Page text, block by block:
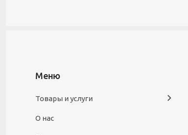
Товары и услуги
О нас